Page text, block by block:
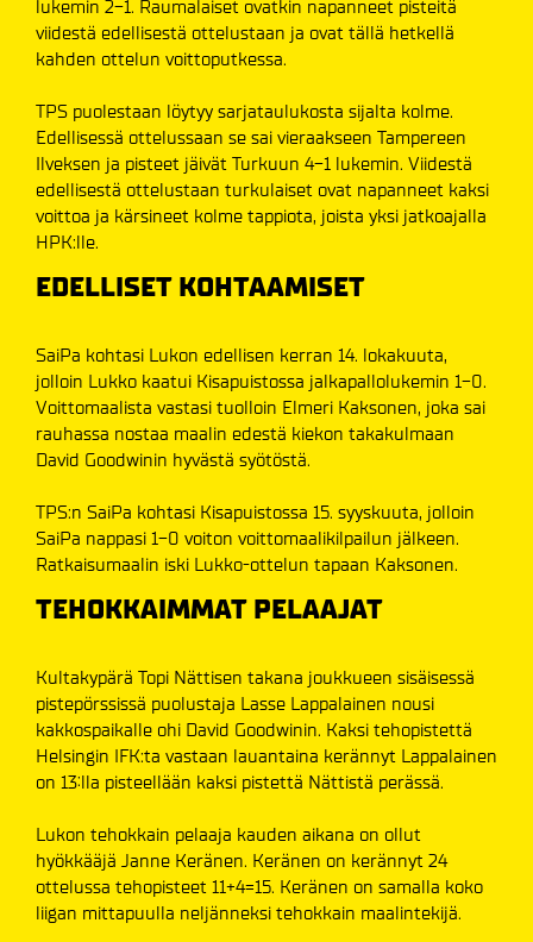
lukemin 2-1. Raumalaiset ovatkin napanneet pisteitä
viidestä edellisestä ottelustaan ja ovat tällä hetkellä
kahden ottelun voittoputkessa.
TPS puolestaan löytyy sarjataulukosta sijalta kolme.
Edellisessä ottelussaan se sai vieraakseen Tampereen
Ilveksen ja pisteet jäivät Turkuun 4-1 lukemin. Viidestä
edellisestä ottelustaan turkulaiset ovat napanneet kaksi
voittoa ja kärsineet kolme tappiota, joista yksi jatkoajalla
HPK:lle.
EDELLISET KOHTAAMISET
SaiPa kohtasi Lukon edellisen kerran 14. lokakuuta,
jolloin Lukko kaatui Kisapuistossa jalkapallolukemin 1-0.
Voittomaalista vastasi tuolloin Elmeri Kaksonen, joka sai
rauhassa nostaa maalin edestä kiekon takakulmaan
David Goodwinin hyvästä syötöstä.
TPS:n SaiPa kohtasi Kisapuistossa 15. syyskuuta, jolloin
SaiPa nappasi 1-0 voiton voittomaalikilpailun jälkeen.
Ratkaisumaalin iski Lukko-ottelun tapaan Kaksonen.
TEHOKKAIMMAT PELAAJAT
Kultakypärä Topi Nättisen takana joukkueen sisäisessä
pistepörssissä puolustaja Lasse Lappalainen nousi
kakkospaikalle ohi David Goodwinin. Kaksi tehopistettä
Helsingin IFK:ta vastaan lauantaina kerännyt Lappalainen
on 13:lla pisteellään kaksi pistettä Nättistä perässä.
Lukon tehokkain pelaaja kauden aikana on ollut
hyökkääjä Janne Keränen. Keränen on kerännyt 24
ottelussa tehopisteet 11+4=15. Keränen on samalla koko
liigan mittapuulla neljänneksi tehokkain maalintekijä.